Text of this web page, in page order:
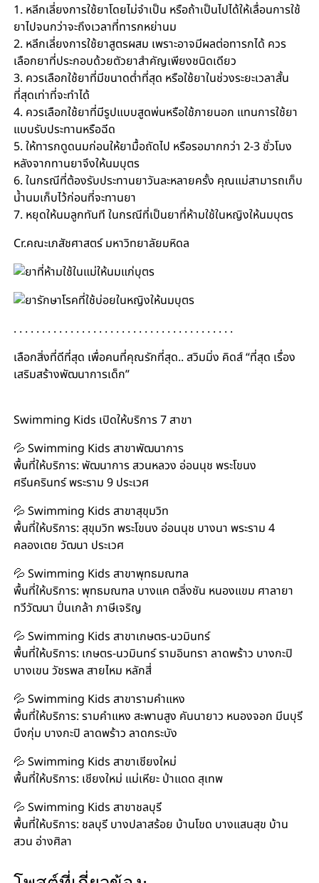
1. หลีกเลี่ยงการใช้ยาโดยไม่จำเป็น หรือถ้าเป็นไปได้ให้เลื่อนการใช้
ยาไปจนกว่าจะถึงเวลาที่ทารกหย่านม
2. หลีกเลี่ยงการใช้ยาสูตรผสม เพราะอาจมีผลต่อทารกได้ ควร
เลือกยาที่ประกอบด้วยตัวยาสำคัญเพียงชนิดเดียว
3. ควรเลือกใช้ยาที่มีขนาดต่ำที่สุด หรือใช้ยาในช่วงระยะเวลาสั้น
ที่สุดเท่าที่จะทำได้
4. ควรเลือกใช้ยาที่มีรูปแบบสูดพ่นหรือใช้ภายนอก แทนการใช้ยา
แบบรับประทานหรือฉีด
5. ให้ทารกดูดนมก่อนให้ยามื้อถัดไป หรือรอมากกว่า 2-3 ชั่วโมง
หลังจากทานยาจึงให้นมบุตร
6. ในกรณีที่ต้องรับประทานยาวันละหลายครั้ง คุณแม่สามารถเก็บ
น้ำนมเก็บไว้ก่อนที่จะทานยา
7. หยุดให้นมลูกทันที ในกรณีที่เป็นยาที่ห้ามใช้ในหญิงให้นมบุตร
Cr.คณะเภสัชศาสตร์ มหาวิทยาลัยมหิดล
. . . . . . . . . . . . . . . . . . . . . . . . . . . . . . . . . . . . . . .
เลือกสิ่งที่ดีที่สุด เพื่อคนที่คุณรักที่สุด.. สวิมมิ่ง คิดส์ “ที่สุด เรื่อง
เสริมสร้างพัฒนาการเด็ก”
Swimming Kids เปิดให้บริการ 7 สาขา
💦 Swimming Kids สาขาพัฒนาการ
พื้นที่ให้บริการ: พัฒนาการ สวนหลวง อ่อนนุช พระโขนง
ศรีนครินทร์ พระราม 9 ประเวศ
💦 Swimming Kids สาขาสุขุมวิท
พื้นที่ให้บริการ: สุขุมวิท พระโขนง อ่อนนุช บางนา พระราม 4
คลองเตย วัฒนา ประเวศ
💦 Swimming Kids สาขาพุทธมณฑล
พื้นที่ให้บริการ: พุทธมณฑล บางแค ตลิ่งชัน หนองแขม ศาลายา
ทวีวัฒนา ปิ่นเกล้า ภาษีเจริญ
💦 Swimming Kids สาขาเกษตร-นวมินทร์
พื้นที่ให้บริการ: เกษตร-นวมินทร์ รามอินทรา ลาดพร้าว บางกะปิ
บางเขน วัชรพล สายไหม หลักสี่
💦 Swimming Kids สาขารามคำแหง
พื้นที่ให้บริการ: รามคำแหง สะพานสูง คันนายาว หนองจอก มีนบุรี
บึงกุ่ม บางกะปิ ลาดพร้าว ลาดกระบัง
💦 Swimming Kids สาขาเชียงใหม่
พื้นที่ให้บริการ: เชียงใหม่ แม่เหียะ ป่าแดด สุเทพ
💦 Swimming Kids สาขาชลบุรี
พื้นที่ให้บริการ: ชลบุรี บางปลาสร้อย บ้านโขด บางแสนสุข บ้าน
สวน อ่างศิลา